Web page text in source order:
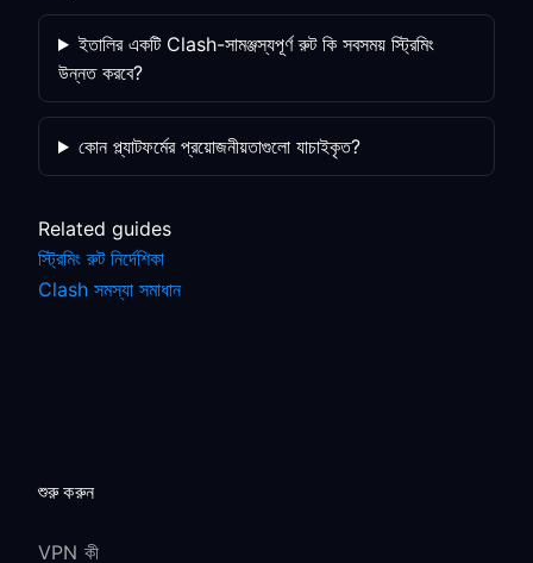
ইতালির একটি Clash-সামঞ্জস্যপূর্ণ রুট কি সবসময় স্ট্রিমিং
উন্নত করবে?
কোন প্ল্যাটফর্মের প্রয়োজনীয়তাগুলো যাচাইকৃত?
Related guides
স্ট্রিমিং রুট নির্দেশিকা
Clash সমস্যা সমাধান
শুরু করুন
VPN কী